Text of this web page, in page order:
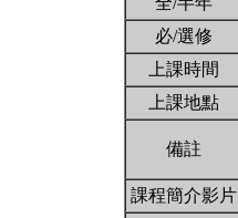
必/選修
上課時間
上課地點
備註
課程簡介影片